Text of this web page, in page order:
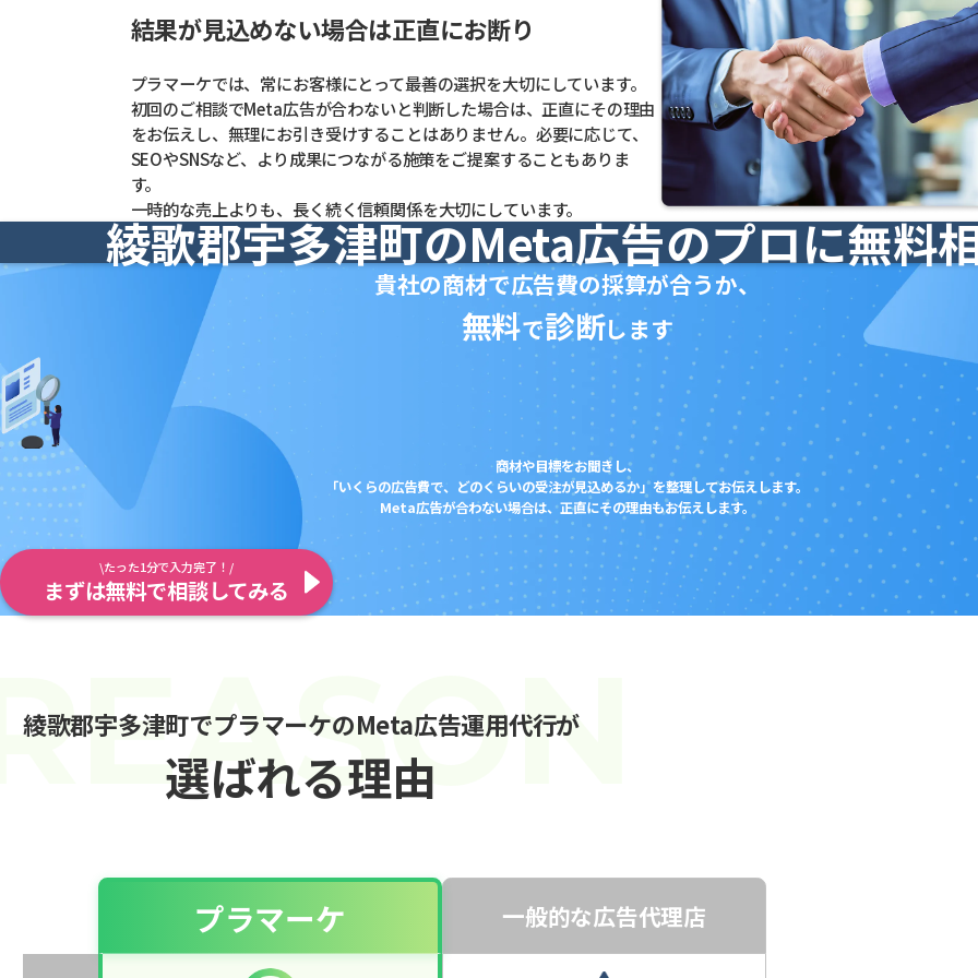
結果が見込めない場合は正直にお断り
プラマーケでは、常にお客様にとって最善の選択を大切にしています。
初回のご相談でMeta広告が合わないと判断した場合は、正直にその理由
をお伝えし、無理にお引き受けすることはありません。必要に応じて、
SEOやSNSなど、より成果につながる施策をご提案することもありま
す。
一時的な売上よりも、長く続く信頼関係を大切にしています。
綾歌郡宇多津町のMeta広告のプロに無料
貴社の商材で広告費の採算が合うか、
無料で診断します
商材や目標をお聞きし、
「いくらの広告費で、どのくらいの受注が見込めるか」を整理してお伝えします。
Meta広告が合わない場合は、正直にその理由もお伝えします。
\たった1分で入力完了！/
まずは無料で相談してみる
綾歌郡宇多津町でプラマーケのMeta広告運用代行が
選ばれる理由
プラマーケ 一般的な広告代理店